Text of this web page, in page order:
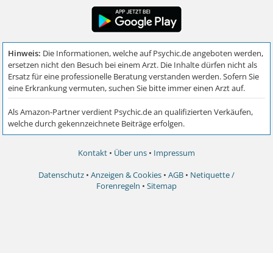
Kontakt • Über uns • Impressum
Datenschutz • Anzeigen & Cookies • AGB • Netiquette /
Forenregeln • Sitemap